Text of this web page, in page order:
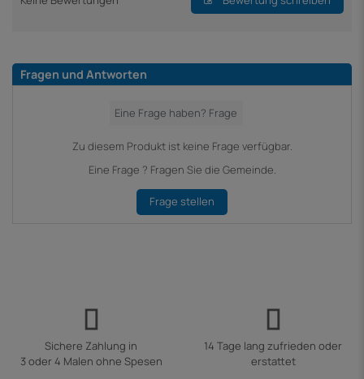
Fragen und Antworten
Zu diesem Produkt ist keine Frage verfügbar.
Eine Frage ? Fragen Sie die Gemeinde.
Frage stellen
Sichere Zahlung in
3 oder 4 Malen ohne Spesen
14 Tage lang zufrieden oder
erstattet